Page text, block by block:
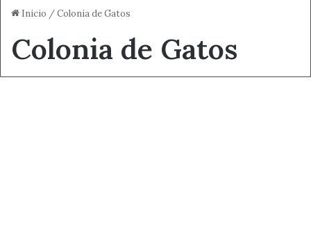
Inicio /Colonia de Gatos
Colonia de Gatos